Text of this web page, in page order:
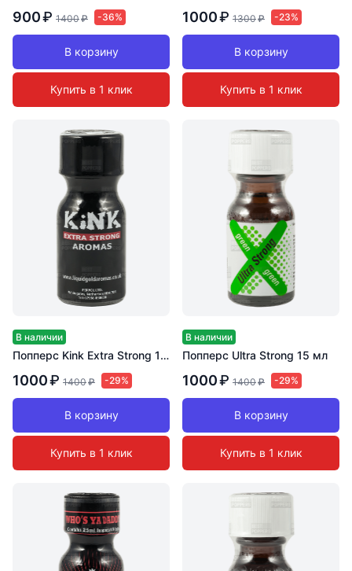
900₽ 1400₽ -36%
В корзину
Купить в 1 клик
1000₽ 1300₽ -23%
В корзину
Купить в 1 клик
В наличии
Попперс Kink Extra Strong 15 мл
1000₽ 1400₽ -29%
В корзину
Купить в 1 клик
В наличии
Попперс Ultra Strong 15 мл
1000₽ 1400₽ -29%
В корзину
Купить в 1 клик